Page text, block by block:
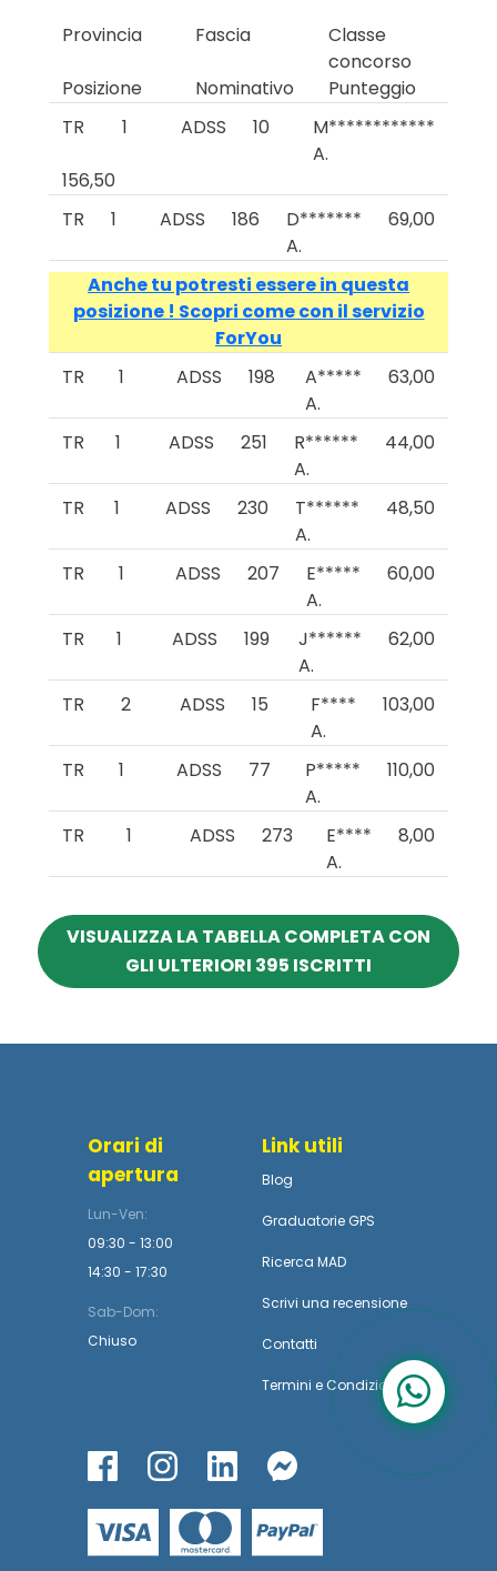
Provincia
Fascia
Classe
concorso
Posizione
Nominativo
Punteggio
TR
1 ADSS 10
M************
A.
156,50
TR
1 ADSS 186
D*******
A.
69,00
Anche tu potresti essere in questa
posizione ! Scopri come con il servizio
ForYou
TR
1 ADSS 198
A*****
A.
63,00
TR 1 ADSS 251
R******
A.
44,00
TR 1 ADSS 230
T******
A.
48,50
TR 1 ADSS 207
E*****
A.
60,00
TR 1 ADSS 199
J******
A.
62,00
TR 2 ADSS 15
F****
A.
103,00
TR 1 ADSS 77
P*****
A.
110,00
TR 1 ADSS 273
E****
A.
8,00
VISUALIZZA LA TABELLA COMPLETA CON
GLI ULTERIORI 395 ISCRITTI
Orari di
apertura
Lun-Ven:
09:30 - 13:00
14:30 - 17:30
Sab-Dom:
Chiuso
Link utili
Blog
Graduatorie GPS
Ricerca MAD
Scrivi una recensione
Contatti
Termini e Condizioni